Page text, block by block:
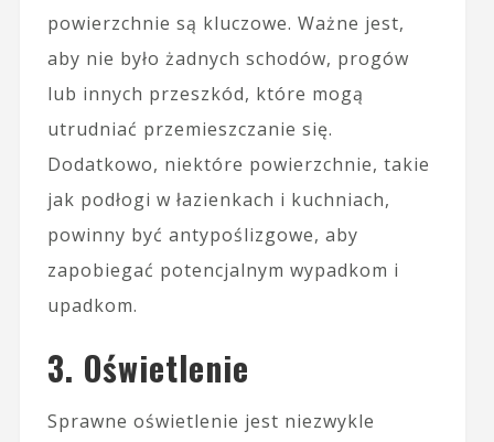
powierzchnie są kluczowe. Ważne jest,
aby nie było żadnych schodów, progów
lub innych przeszkód, które mogą
utrudniać przemieszczanie się.
Dodatkowo, niektóre powierzchnie, takie
jak podłogi w łazienkach i kuchniach,
powinny być antypoślizgowe, aby
zapobiegać potencjalnym wypadkom i
upadkom.
3. Oświetlenie
Sprawne oświetlenie jest niezwykle